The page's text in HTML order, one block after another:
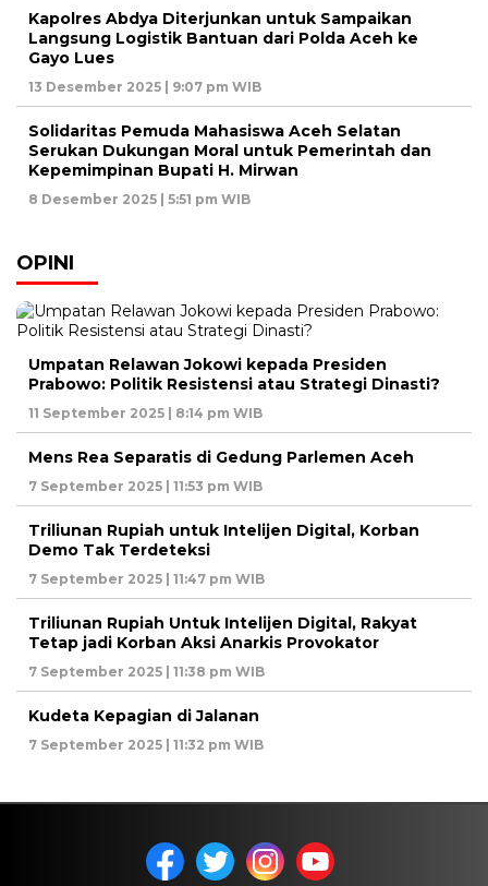
Kapolres Abdya Diterjunkan untuk Sampaikan
Langsung Logistik Bantuan dari Polda Aceh ke
Gayo Lues
13 Desember 2025 | 9:07 pm WIB
Solidaritas Pemuda Mahasiswa Aceh Selatan
Serukan Dukungan Moral untuk Pemerintah dan
Kepemimpinan Bupati H. Mirwan
8 Desember 2025 | 5:51 pm WIB
OPINI
Umpatan Relawan Jokowi kepada Presiden
Prabowo: Politik Resistensi atau Strategi Dinasti?
11 September 2025 | 8:14 pm WIB
Mens Rea Separatis di Gedung Parlemen Aceh
7 September 2025 | 11:53 pm WIB
Triliunan Rupiah untuk Intelijen Digital, Korban
Demo Tak Terdeteksi
7 September 2025 | 11:47 pm WIB
Triliunan Rupiah Untuk Intelijen Digital, Rakyat
Tetap jadi Korban Aksi Anarkis Provokator
7 September 2025 | 11:38 pm WIB
Kudeta Kepagian di Jalanan
7 September 2025 | 11:32 pm WIB